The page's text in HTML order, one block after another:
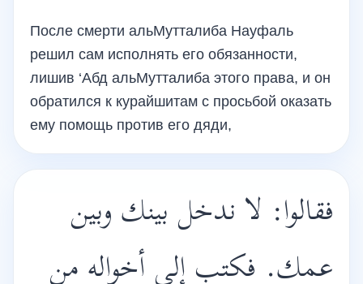
После смерти альМутталиба Науфаль
решил сам исполнять его обязанности,
лишив ‘Абд альМутталиба этого права, и он
обратился к курайшитам с просьбой оказать
ему помощь против его дяди,
فقالوا: لا ندخل بينك وبين
عمك. فكتب إلى أخواله من